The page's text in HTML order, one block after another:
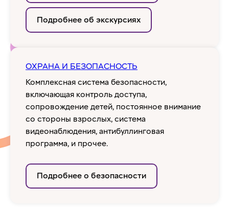
Подробнее об экскурсиях
ОХРАНА И БЕЗОПАСНОСТЬ
Комплексная система безопасности,
включающая контроль доступа,
сопровождение детей, постоянное внимание
со стороны взрослых, система
видеонаблюдения, антибуллинговая
программа, и прочее.
Подробнее о безопасности